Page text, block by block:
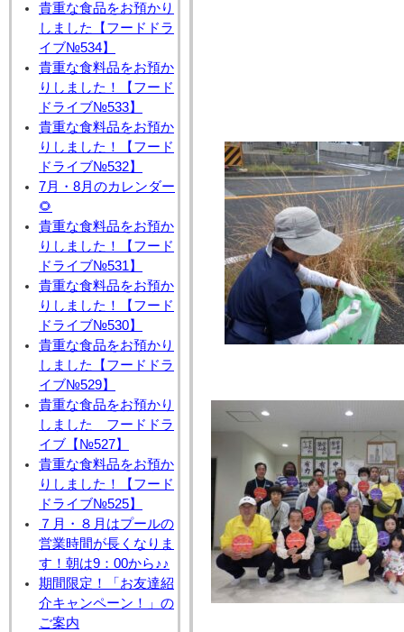
貴重な食品をお預かり
しました【フードドラ
イブ№534】
貴重な食料品をお預か
りしました！【フード
ドライブ№533】
貴重な食料品をお預か
りしました！【フード
ドライブ№532】
7月・8月のカレンダー
🌻
貴重な食料品をお預か
りしました！【フード
ドライブ№531】
貴重な食料品をお預か
りしました！【フード
ドライブ№530】
貴重な食品をお預かり
しました【フードドラ
イブ№529】
貴重な食品をお預かり
しました フードドラ
イブ【№527】
貴重な食料品をお預か
りしました！【フード
ドライブ№525】
７月・８月はプールの
営業時間が長くなりま
す！朝は9：00から♪♪
期間限定！「お友達紹
介キャンペーン！」の
ご案内